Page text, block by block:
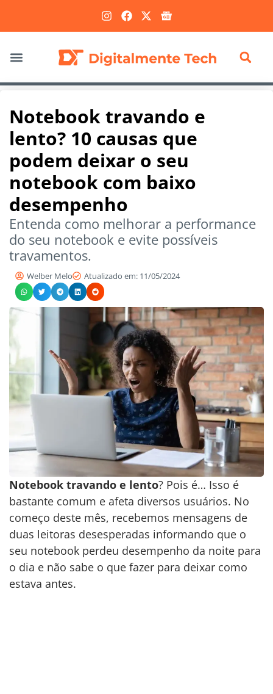
Notebook travando e
lento? 10 causas que
podem deixar o seu
notebook com baixo
desempenho
Entenda como melhorar a performance
do seu notebook e evite possíveis
travamentos.
Welber Melo Atualizado em: 11/05/2024
Notebook travando e lento? Pois é… Isso é
bastante comum e afeta diversos usuários. No
começo deste mês, recebemos mensagens de
duas leitoras desesperadas informando que o
seu notebook perdeu desempenho da noite para
o dia e não sabe o que fazer para deixar como
estava antes.